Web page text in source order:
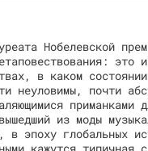
Нобелевской
в каком
неуловимы, почти
приманками
из моды
в эпоху глобальных